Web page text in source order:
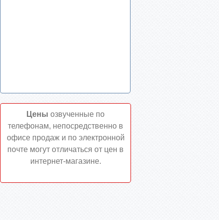
Цены озвученные по
телефонам, непосредственно в
офисе продаж и по электронной
почте могут отличаться от цен в
интернет-магазине.